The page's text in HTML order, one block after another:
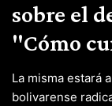
sobre el
"Cómo
La misma estará
bolivarense